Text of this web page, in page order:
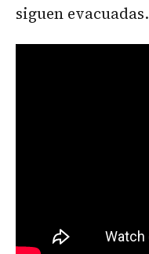
siguen evacuadas.